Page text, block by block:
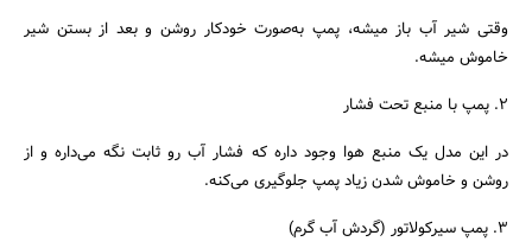
وقتی شیر آب باز میشه، پمپ به‌صورت خودکار روشن و بعد از بستن شیر
خاموش میشه.
۲. پمپ با منبع تحت فشار
در این مدل یک منبع هوا وجود داره که فشار آب رو ثابت نگه می‌داره و از
روشن و خاموش شدن زیاد پمپ جلوگیری می‌کنه.
۳. پمپ سیرکولاتور (گردش آب گرم)